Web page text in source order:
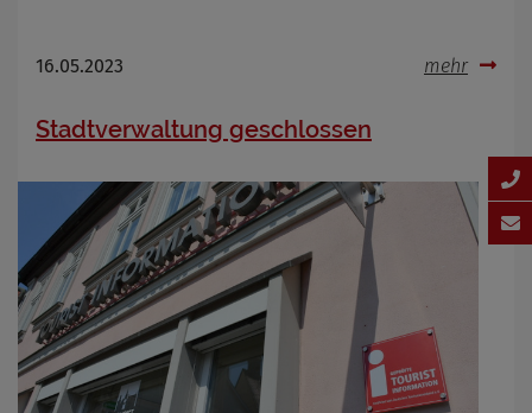
16.05.2023 mehr
Stadtverwaltung geschlossen